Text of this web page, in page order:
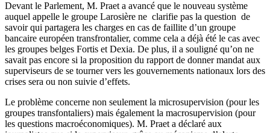
Devant le Parlement, M. Praet a avancé que le nouveau système
auquel appelle le groupe Larosière ne clarifie pas la question de
savoir qui partagera les charges en cas de faillite d’un groupe
bancaire européen transfrontalier, comme cela a déjà été le cas avec
les groupes belges Fortis et Dexia. De plus, il a souligné qu’on ne
savait pas encore si la proposition du rapport de donner mandat aux
superviseurs de se tourner vers les gouvernements nationaux lors des
crises sera ou non suivie d’effets.
Le problème concerne non seulement la microsupervision (pour les
groupes transfontaliers) mais également la macrosupervision (pour
les questions macroéconomiques). M. Praet a déclaré aux